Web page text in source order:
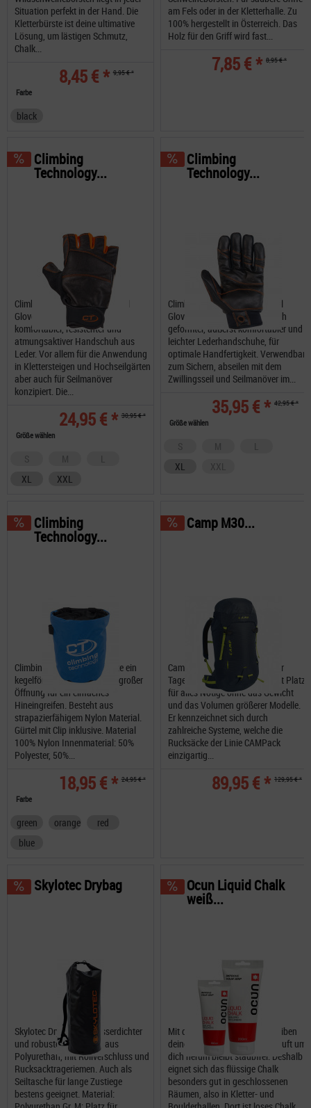
Situation perfekt in der Hand. Die
Kletterbürste ist deine ultimative
Lösung, um lästigen Schmutz,
Chalk...
8,45 € * 9,95 € *
Farbe
black
am Fels oder in der Kletterhalle. Zu
100% hergestellt in Österreich. Das
Holz für den Griff wird fast...
7,85 € * 8,95 € *
Climbing Technology Technical
Gloves Progrip Ferrata ein
komfortabler, resistenter und
atmungsaktiver Handschuh aus
Leder. Vor allem für die Anwendung
in Klettersteigen und Hochseilgärten
aber auch für Seilmanöver
konzipiert. Die...
24,95 € * 30,95 € *
Climbing
Technology...
Größe wählen
XL
XXL
Climbing Technology Technical
Gloves Progrip ein ergonomisch
geformter, äußerst komfortabler und
leichter Lederhandschuhe, für
optimale Handfertigkeit. Verwendbar
zum Sichern, abseilen mit dem
Zwillingsseil und Seilmanöver im...
35,95 € * 42,95 € *
Climbing
Technology...
Größe wählen
XL
Climbing Technology Trapeze ein
kegelförmiger Chalkbag mit großer
Öffnung für ein einfaches
Hineingreifen. Besteht aus
strapazierfähigem Nylon Material.
Gürtel mit Clip inklusive. Material
100% Nylon Innenmaterial: 50%
Polyester, 50%...
18,95 € * 24,95 € *
Climbing
Technology...
Farbe
green orange
red
blue
Camp M30 ist der Rucksack für
Tagesausflüge schlechthin, mit Platz
für alles Nötige ohne das Gewicht
und das Volumen größerer Modelle.
Er kennzeichnet sich durch
zahlreiche Systeme, welche die
Rucksäcke der Linie CAMPack
einzigartig...
89,95 € * 129,95 € *
Camp M30...
Skylotec Drybag ein wasserdichter
und robuster Tragesack aus
Polyurethan, mit Rollverschluss und
Rucksacktrageriemen. Auch als
Seiltasche für lange Zustiege
bestens geeignet. Material:
Skylotec Drybag
Mit dem Ocun Liquid Chalk bleiben
deine Hände trocken und die Luft um
dich herum bleibt staubfrei. Deshalb
eignet sich das flüssige Chalk
besonders gut in geschlossenen
Räumen, also in Kletter- und
Ocun Liquid Chalk
weiß...